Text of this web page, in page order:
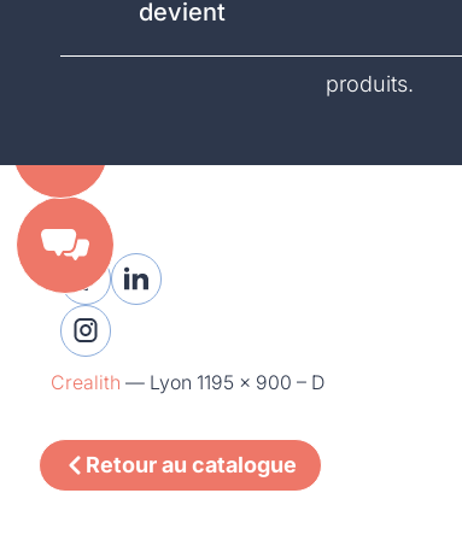
devient
produits.
Crealith — Lyon 1195 x 900 – D
Retour au catalogue